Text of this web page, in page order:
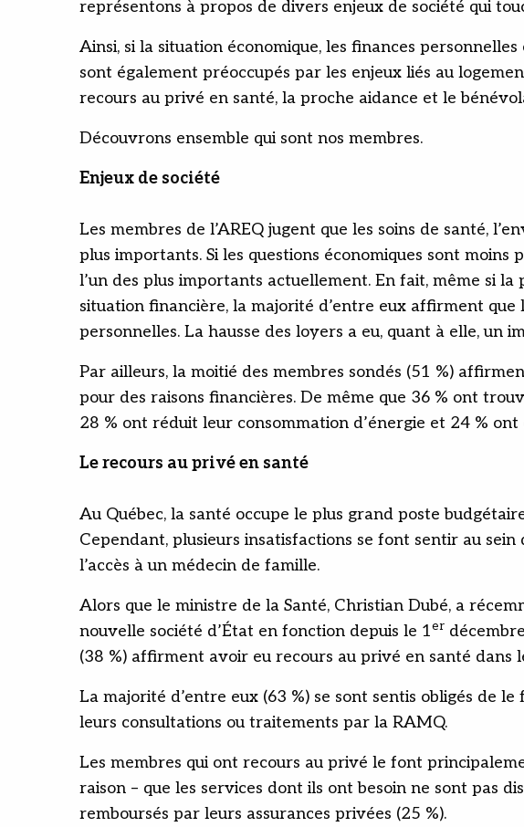
représentons à propos de divers enjeux de société qui
Ainsi, si la situation économique, les finances
sont également préoccupés par les enjeux liés au
recours au privé en santé, la proche aidance et le
Découvrons ensemble qui sont nos membres.
Enjeux de société
Les membres de l’AREQ jugent que les soins de santé,
plus importants. Si les questions économiques sont
l’un des plus importants actuellement. En fait, même si
situation financière, la majorité d’entre eux affirment
personnelles. La hausse des loyers a eu, quant à elle, un
Par ailleurs, la moitié des membres sondés (51 %)
pour des raisons financières. De même que 36 % ont
28 % ont réduit leur consommation d’énergie et 24 %
Le recours au privé en santé
Au Québec, la santé occupe le plus grand poste
Cependant, plusieurs insatisfactions se font sentir au
l’accès à un médecin de famille.
Alors que le ministre de la Santé, Christian Dubé, a
nouvelle société d’État en fonction depuis le 1er
(38 %) affirment avoir eu recours au privé en santé dans
La majorité d’entre eux (63 %) se sont sentis obligés de
leurs consultations ou traitements par la RAMQ.
Les membres qui ont recours au privé le font
raison – que les services dont ils ont besoin ne sont pas
remboursés par leurs assurances privées (25 %).